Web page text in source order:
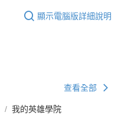
顯示電腦版詳細說明
查看全部
我的英雄學院